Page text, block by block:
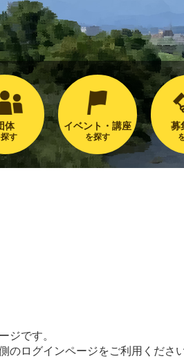
体
す
イベント・講座
を探す
募
ジです。
のログインページをご利用ください